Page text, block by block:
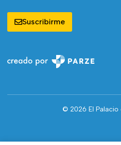
Suscribirme
© 2026 El Palacio